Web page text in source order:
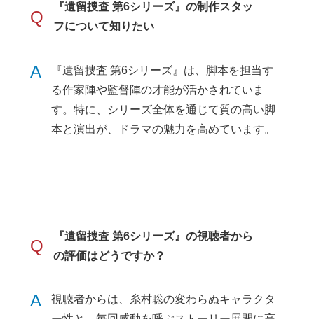
Q
『遺留捜査 第6シリーズ』の制作スタッ
フについて知りたい
A
『遺留捜査 第6シリーズ』は、脚本を担当す
る作家陣や監督陣の才能が活かされていま
す。特に、シリーズ全体を通じて質の高い脚
本と演出が、ドラマの魅力を高めています。
Q
『遺留捜査 第6シリーズ』の視聴者から
の評価はどうですか？
A
視聴者からは、糸村聡の変わらぬキャラクタ